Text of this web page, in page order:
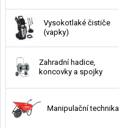
Vysokotlaké čističe
(vapky)
Zahradní hadice,
koncovky a spojky
Manipulační technika